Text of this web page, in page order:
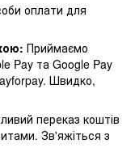
оплати для
Приймаємо
Pay та Google Pay
Швидко,
переказ коштів
Зв'яжіться з